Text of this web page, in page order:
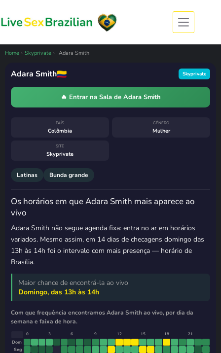
Home › Skyprivate › Adara Smith
Adara Smith esteve ao vivo
há menos de uma hora
Adara Smith Skyprivate
🔥 Entrar na Sala de Adara Smith
PAÍS
Colômbia
GÊNERO
Mulher
SITE
Skyprivate
Latinas Bunda grande
Os horários em que Adara Smith mais aparece ao
vivo
Adara Smith não segue agenda fixa: entra no ar em horários
variados. Mesmo assim, em 14 dias de checagens domingo das
13h às 14h foi o intervalo com mais presença — horário de
Brasília.
Maior chance de encontrá-la ao vivo
Domingo, das 13h às 14h
Com que frequência encontramos Adara Smith ao vivo, por dia da
semana e faixa de hora.
0 3 6 9 12 15 18 21
Dom
Seg